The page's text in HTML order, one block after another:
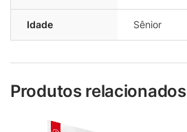
Idade Sênior
Produtos relacionados